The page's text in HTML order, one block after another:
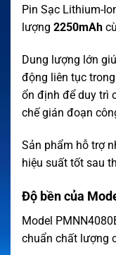
Pin Sạc Lithium-
lượng 2250mAh
Dung lượng lớn
động liên tục
ổn định để duy trì
chế gián đoạn
Sản phẩm hỗ trợ
hiệu suất tốt sau
Độ bền của
Model
chuẩn chất lượng